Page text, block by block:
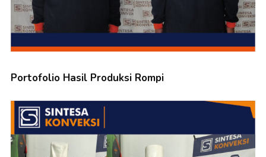
Portofolio Hasil Produksi Rompi